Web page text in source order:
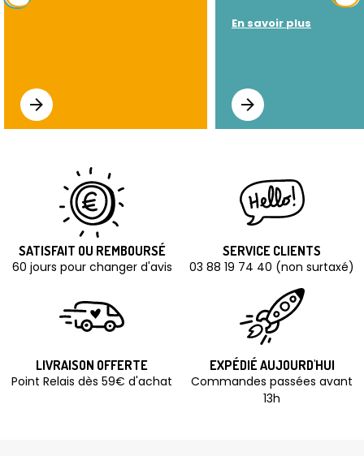
En savoir plus
SATISFAIT OU REMBOURSÉ
60 jours pour changer d'avis
SERVICE CLIENTS
03 88 19 74 40 (non surtaxé)
LIVRAISON OFFERTE
Point Relais dès 59€ d'achat
EXPÉDIÉ AUJOURD'HUI
Commandes passées avant
13h